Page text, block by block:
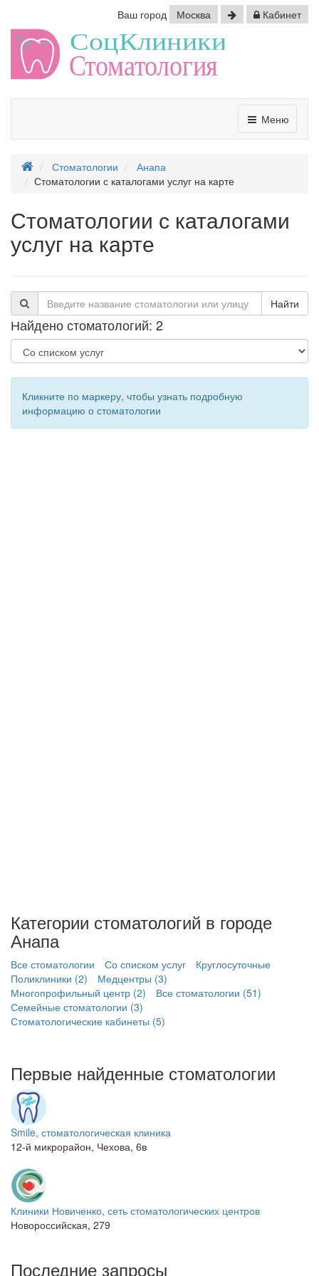
Ваш город Москва Кабинет
Меню
Стоматологии
Анапа
Стоматологии с каталогами услуг на карте
Стоматологии с каталогами
услуг на карте
Найти
Найдено стоматологий: 2
Кликните по маркеру, чтобы узнать подробную
информацию о стоматологии
Категории стоматологий в городе
Анапа
Все стоматологии Со списком услуг
Круглосуточные
Поликлиники (2)
Медцентры (3)
Многопрофильный центр (2)
Все стоматологии (51)
Семейные стоматологии (3)
Стоматологические кабинеты (5)
Первые найденные стоматологии
Smile, стоматологическая клиника
12-й микрорайон, Чехова, 6в
Клиники Новиченко, сеть стоматологических центров
Новороссийская, 279
Последние запросы